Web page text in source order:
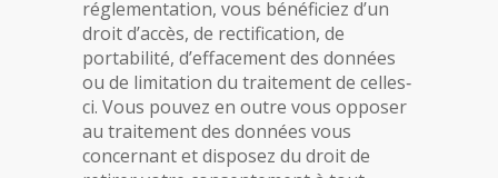
réglementation, vous bénéficiez d’un
droit d’accès, de rectification, de
portabilité, d’effacement des données
ou de limitation du traitement de celles‐
ci. Vous pouvez en outre vous opposer
au traitement des données vous
concernant et disposez du droit de